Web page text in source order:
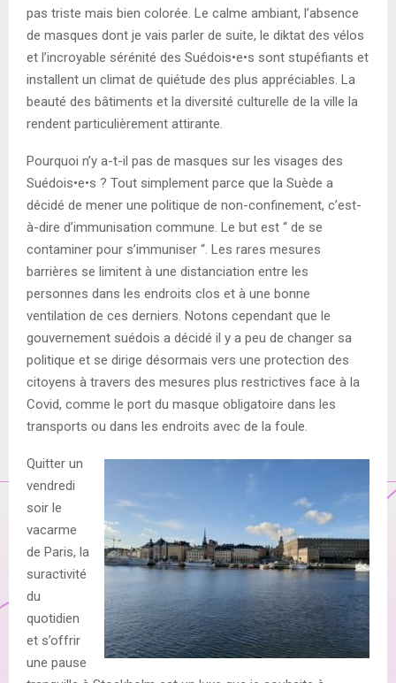
pas triste mais bien colorée. Le calme ambiant, l’absence
de masques dont je vais parler de suite, le diktat des vélos
et l’incroyable sérénité des Suédois•e•s sont stupéfiants et
installent un climat de quiétude des plus appréciables. La
beauté des bâtiments et la diversité culturelle de la ville la
rendent particulièrement attirante.
Pourquoi n’y a-t-il pas de masques sur les visages des
Suédois•e•s ? Tout simplement parce que la Suède a
décidé de mener une politique de non-confinement, c’est-
à-dire d’immunisation commune. Le but est “ de se
contaminer pour s’immuniser “. Les rares mesures
barrières se limitent à une distanciation entre les
personnes dans les endroits clos et à une bonne
ventilation de ces derniers. Notons cependant que le
gouvernement suédois a décidé il y a peu de changer sa
politique et se dirige désormais vers une protection des
citoyens à travers des mesures plus restrictives face à la
Covid, comme le port du masque obligatoire dans les
transports ou dans les endroits avec de la foule.
Quitter un
vendredi
soir le
vacarme
de Paris, la
suractivité
du
quotidien
et s’offrir
une pause